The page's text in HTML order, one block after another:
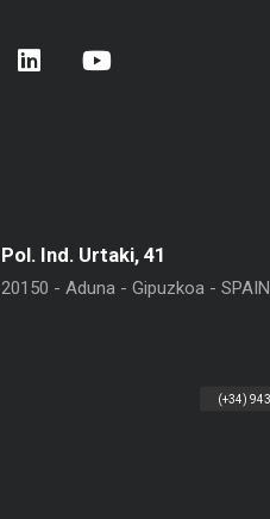
Pol. Ind. Urtaki, 41
20150 - Aduna - Gipuzkoa - SPAIN